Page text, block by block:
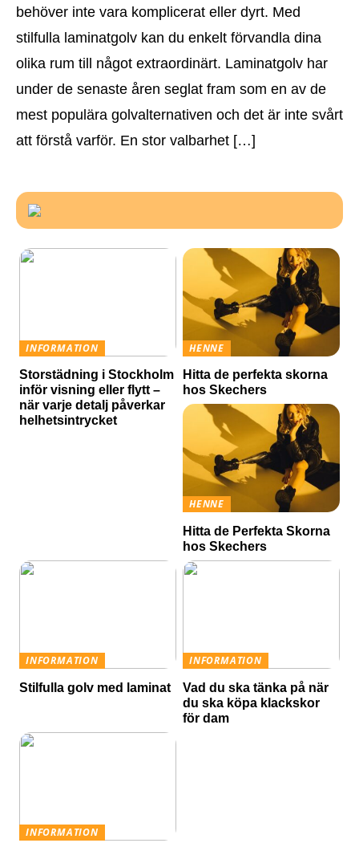
behöver inte vara komplicerat eller dyrt. Med
stilfulla laminatgolv kan du enkelt förvandla dina
olika rum till något extraordinärt. Laminatgolv har
under de senaste åren seglat fram som en av de
mest populära golvalternativen och det är inte svårt
att förstå varför. En stor valbarhet […]
INFORMATION
Storstädning i Stockholm
inför visning eller flytt –
när varje detalj påverkar
helhetsintrycket
HENNE
Hitta de perfekta skorna
hos Skechers
HENNE
Hitta de Perfekta Skorna
hos Skechers
INFORMATION
Stilfulla golv med laminat
INFORMATION
Vad du ska tänka på när
du ska köpa klackskor
för dam
INFORMATION